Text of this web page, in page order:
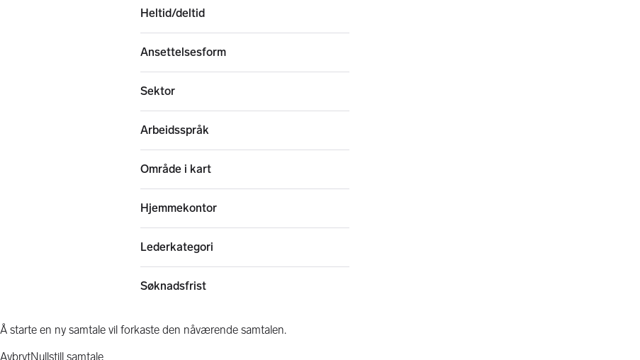
Heltid/deltid
Ansettelsesform
Sektor
Arbeidsspråk
Område i kart
Hjemmekontor
Lederkategori
Søknadsfrist